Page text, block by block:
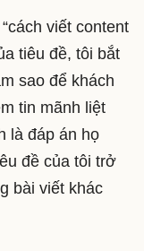
viết content
tiêu đề, tôi bắt
sao để khách
tin mãnh liệt
là đáp án họ
đề của tôi trở
bài viết khác